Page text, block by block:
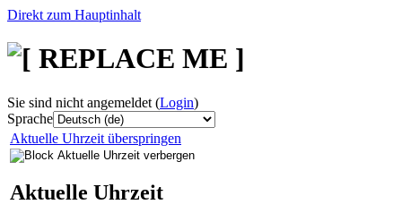
Direkt zum Hauptinhalt
Sie sind nicht angemeldet (Login)
Sprache
Aktuelle Uhrzeit überspringen
Aktuelle Uhrzeit